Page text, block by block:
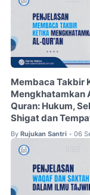
Membaca Takbir
Mengkhatamkan
Quran: Hukum,
Shigat dan
By Rujukan Santri • 06